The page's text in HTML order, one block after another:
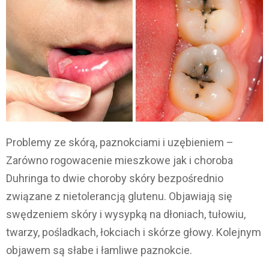
Problemy ze skórą, paznokciami i uzębieniem –
Zarówno rogowacenie mieszkowe jak i choroba
Duhringa to dwie choroby skóry bezpośrednio
związane z nietolerancją glutenu. Objawiają się
swędzeniem skóry i wysypką na dłoniach, tułowiu,
twarzy, pośladkach, łokciach i skórze głowy. Kolejnym
objawem są słabe i łamliwe paznokcie.